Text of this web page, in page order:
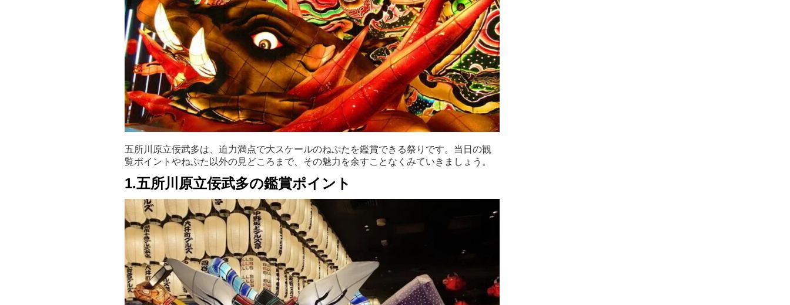
五所川原立佞武多は、迫力満点で大スケールのねぷたを鑑賞できる祭りです。当日の観
覧ポイントやねぷた以外の見どころまで、その魅力を余すことなくみていきましょう。
1.五所川原立佞武多の鑑賞ポイント